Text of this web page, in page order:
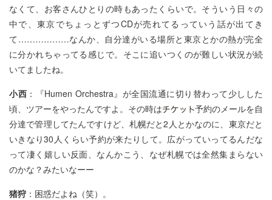
なくて、お客さんひとりの時もあったくらいで。そういう日々の
中で、東京でちょっとずつCDが売れてるっていう話が出てき
て………………なんか、自分達がいる場所と東京とかの熱が完全
に分かれちゃってる感じで。そこに追いつくのが難しい状況が続
いてましたね。
小西 ：『Humen Orchestra』が全国流通に切り替わって少しした
頃、ツアーをやったんですよ。その時は
予約のメールを自
分達で管理してたんですけど、札幌だと2人とかなのに、東京だと
いきなり30人くらい予約が来たりして。広がっていってるんだな
って凄く嬉しい反面、なんかこう、なぜ札幌では全然集まらない
のかな？みたいなーー
猪狩 ：困惑だよね（笑）。